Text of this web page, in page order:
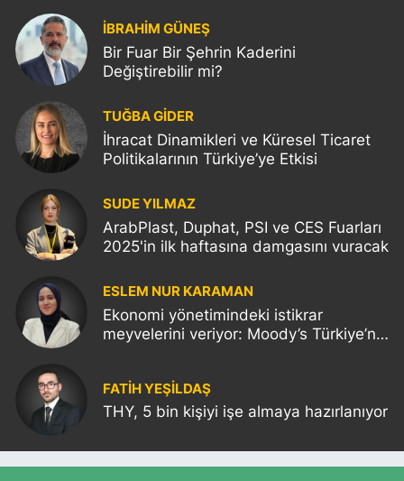
İBRAHİM GÜNEŞ
Bir Fuar Bir Şehrin Kaderini
Değiştirebilir mi?
TUĞBA GİDER
İhracat Dinamikleri ve Küresel Ticaret
Politikalarının Türkiye’ye Etkisi
SUDE YILMAZ
ArabPlast, Duphat, PSI ve CES Fuarları
2025'in ilk haftasına damgasını vuracak
ESLEM NUR KARAMAN
Ekonomi yönetimindeki istikrar
meyvelerini veriyor: Moody’s Türkiye’nin
FATIH YEŞİLDAŞ
THY, 5 bin kişiyi işe almaya hazırlanıyor